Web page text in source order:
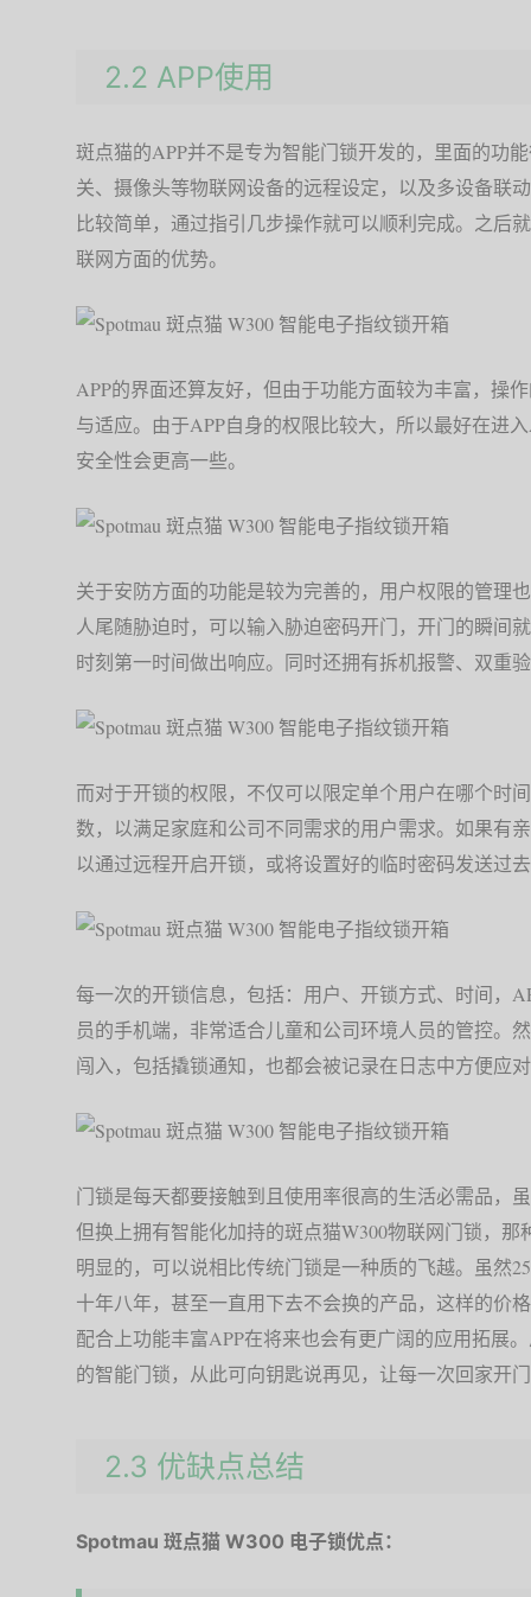
2.2 APP使用
斑点猫的APP并不是专为智能门锁开发的，里面的功
关、摄像头等物联网设备的远程设定，以及多设备联
比较简单，通过指引几步操作就可以顺利完成。之后
联网方面的优势。
APP的界面还算友好，但由于功能方面较为丰富，操
与适应。由于APP自身的权限比较大，所以最好在进
安全性会更高一些。
关于安防方面的功能是较为完善的，用户权限的管理
人尾随胁迫时，可以输入胁迫密码开门，开门的瞬间
时刻第一时间做出响应。同时还拥有拆机报警、双重
而对于开锁的权限，不仅可以限定单个用户在哪个时
数，以满足家庭和公司不同需求的用户需求。如果有
以通过远程开启开锁，或将设置好的临时密码发送过
每一次的开锁信息，包括：用户、开锁方式、时间，
员的手机端，非常适合儿童和公司环境人员的管控。
闯入，包括撬锁通知，也都会被记录在日志中方便应
门锁是每天都要接触到且使用率很高的生活必需品，
但换上拥有智能化加持的斑点猫W300物联网门锁，
明显的，可以说相比传统门锁是一种质的飞越。虽然
十年八年，甚至一直用下去不会换的产品，这样的价
配合上功能丰富APP在将来也会有更广阔的应用拓展
的智能门锁，从此可向钥匙说再见，让每一次回家开
2.3 优缺点总结
Spotmau 斑点猫 W300 电子锁优点：